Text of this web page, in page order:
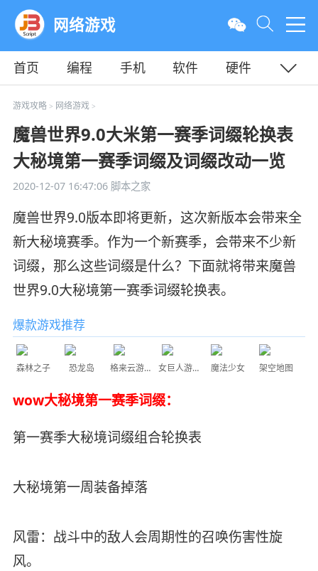
网络游戏
首页 编程 手机 软件
硬件
教程
平面
游戏攻略> 网络游戏>
魔兽世界9.0大米第一赛季词缀轮换表
大秘境第一赛季词缀及词缀改动一览
2020-12-07 16:47:06脚本之家
魔兽世界9.0版本即将更新，这次新版本会带来全
新大秘境赛季。作为一个新赛季，会带来不少新
词缀，那么这些词缀是什么？下面就将带来魔兽
世界9.0大秘境第一赛季词缀轮换表。
爆款游戏推荐
森林之子 恐龙岛 格来云游戏 女巨人游乐场 魔法少女 架空地图
wow大秘境第一赛季词缀：
第一赛季大秘境词缀组合轮换表
大秘境第一周装备掉落
风雷：战斗中的敌人会周期性的召唤伤害性旋
风。